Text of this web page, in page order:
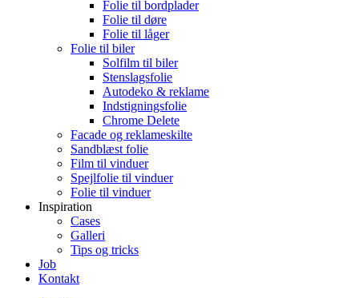
Folie til bordplader
Folie til døre
Folie til låger
Folie til biler
Solfilm til biler
Stenslagsfolie
Autodeko & reklame
Indstigningsfolie
Chrome Delete
Facade og reklameskilte
Sandblæst folie
Film til vinduer
Spejlfolie til vinduer
Folie til vinduer
Inspiration
Cases
Galleri
Tips og tricks
Job
Kontakt